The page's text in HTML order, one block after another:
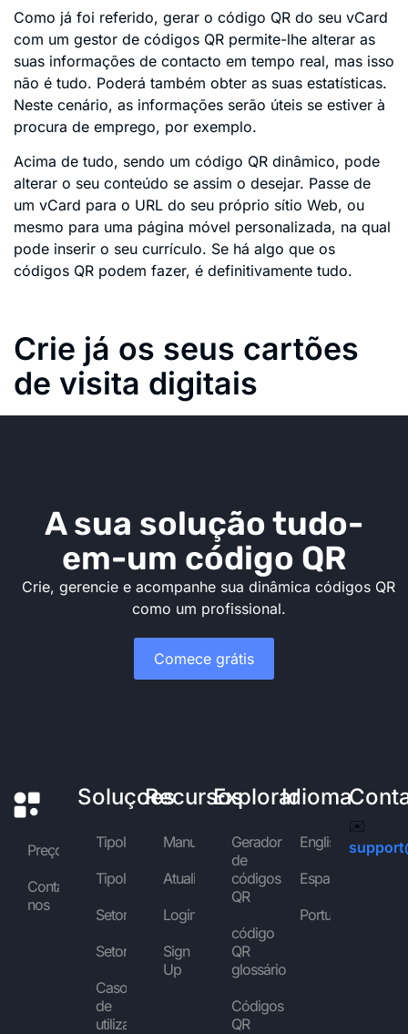
Como já foi referido, gerar o código QR do seu vCard
com um gestor de códigos QR permite-lhe alterar as
suas informações de contacto em tempo real, mas isso
não é tudo. Poderá também obter as suas estatísticas.
Neste cenário, as informações serão úteis se estiver à
procura de emprego, por exemplo.
Acima de tudo, sendo um código QR dinâmico, pode
alterar o seu conteúdo se assim o desejar. Passe de
um vCard para o URL do seu próprio sítio Web, ou
mesmo para uma página móvel personalizada, na qual
pode inserir o seu currículo. Se há algo que os
códigos QR podem fazer, é definitivamente tudo.
Crie já os seus cartões
de visita digitais
A sua solução tudo-
em-um código QR
Crie, gerencie e acompanhe sua dinâmica códigos QR
como um profissional.
Comece grátis
Preços
Contactar-
nos
Soluçoes
Tipologias
Tipologias
Setores
Setores
Casos
de
utilização
Recursos
Manuais
Atualidade
Login
Sign
Up
Explorar
Gerador
de
códigos
QR
código
QR
glossário
Códigos
QR
Idioma
English
Español
Português
✉️